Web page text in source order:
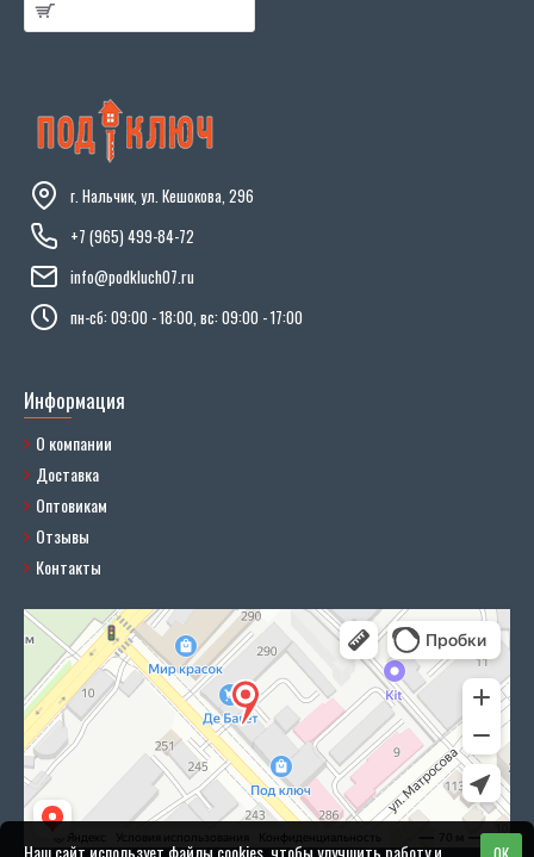
г. Нальчик, ул. Кешокова, 296
+7 (965) 499-84-72
info@podkluch07.ru
пн-сб: 09:00 - 18:00, вс: 09:00 - 17:00
Информация
О компании
Доставка
Оптовикам
Отзывы
Контакты
Наш сайт использует файлы cookies, чтобы улучшить работу и